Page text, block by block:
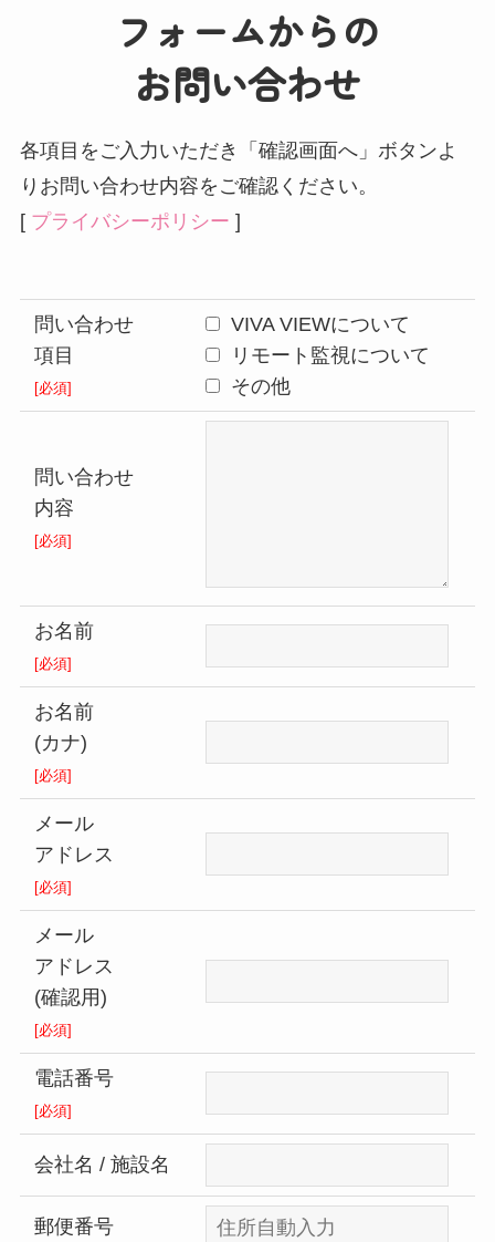
フォームからの
お問い合わせ
各項目をご入力いただき「確認画面へ」ボタンよ
りお問い合わせ内容をご確認ください。
[ プライバシーポリシー ]
問い合わせ
項目
[必須]
VIVA VIEWについて
リモート監視について
その他
問い合わせ
内容
[必須]
お名前
[必須]
お名前
(カナ)
[必須]
メール
アドレス
[必須]
メール
アドレス
(確認用)
[必須]
電話番号
[必須]
会社名 / 施設名
郵便番号